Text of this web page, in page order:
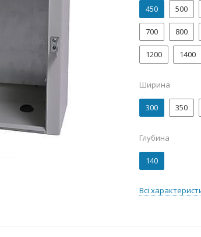
450 500
700 800
1200 1400
Ширина
300 350
Глубина
140
Всі